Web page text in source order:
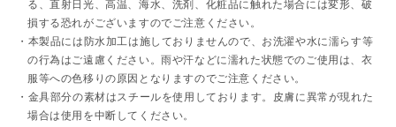
る、直射日光、高温、海水、洗剤、化粧品に触れた場合には変形、破
損する恐れがございますのでご注意ください。
本製品には防水加工は施しておりませんので、お洗濯や水に濡らす等
の行為はご遠慮ください。雨や汗などに濡れた状態でのご使用は、衣
服等への色移りの原因となりますのでご注意ください。
金具部分の素材はスチールを使用しております。皮膚に異常が現れた
場合は使用を中断してください。